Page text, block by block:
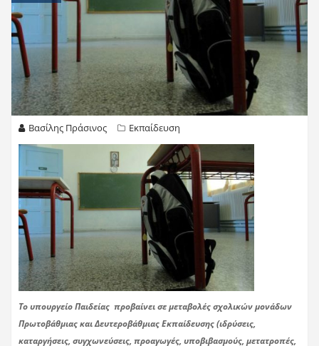
Βασίλης Πράσινος Εκπαίδευση
Το υπουργείο Παιδείας προβαίνει σε μεταβολές σχολικών μονάδων
Πρωτοβάθμιας και Δευτεροβάθμιας Εκπαίδευσης (ιδρύσεις,
καταργήσεις, συγχωνεύσεις, προαγωγές, υποβιβασμούς, μετατροπές,